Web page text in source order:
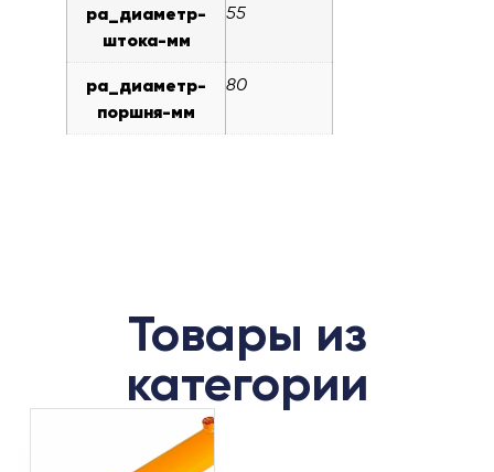
pa_диаметр-
штока-мм
55
pa_диаметр-
поршня-мм
80
Товары из
категории